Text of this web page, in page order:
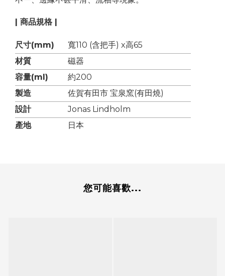
| 商品規格 |
尺寸(mm)
寬110 (含把手) x高65
材質
磁器
容量(ml)
約200
製造
佐賀有田市 宝泉窯(有田燒)
設計
Jonas Lindholm
產地
日本
您可能喜歡...